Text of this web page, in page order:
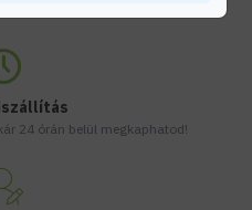
24 órán belül megkaphatod!